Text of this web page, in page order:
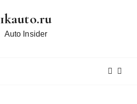
1kauto.ru
Auto Insider